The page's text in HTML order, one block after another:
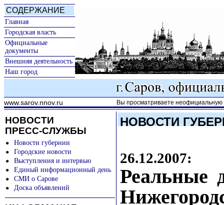
СОДЕРЖАНИЕ
Главная
Городская власть
Официальные
документы
Внешняя деятельность
Наш город
www.sarov.nnov.ru Вы просматриваете неофициальную
НОВОСТИ
ПРЕСС-СЛУЖБЫ
Новости губернии
Городские новости
Выступления и интервью
Единый информационный день
СМИ о Сарове
Доска объявлений
НОВОСТИ
26.12.2007:
Реальные